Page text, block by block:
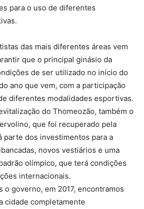
para o uso de diferentes
das mais diferentes áreas vem
que o principal ginásio da
de ser utilizado no início do
ano que vem, com a participação
diferentes modalidades esportivas.
do Thomeozão, também o
que foi recuperado pela
parte dos investimentos para a
novos vestiários e uma
olímpico, que terá condições
internacionais.
o governo, em 2017, encontramos
cidade completamente